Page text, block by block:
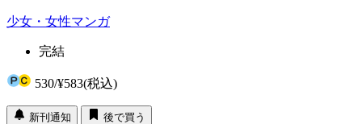
少女・女性マンガ
完結
530/¥583(税込)
新刊通知
後で買う